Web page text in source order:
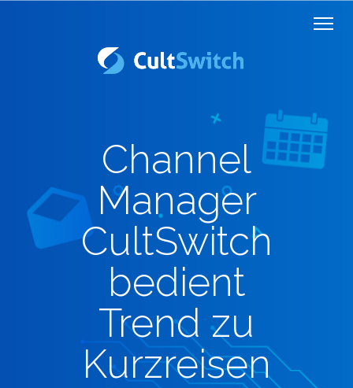
Channel
Manager
CultSwitch
bedient
Trend zu
Kurzreisen